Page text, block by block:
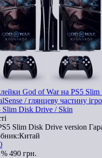
God of War на PS5
/ глянцеву частину
Slim Disk Drive / Skin
Slim Disk Drive version
Китай
490 грн.